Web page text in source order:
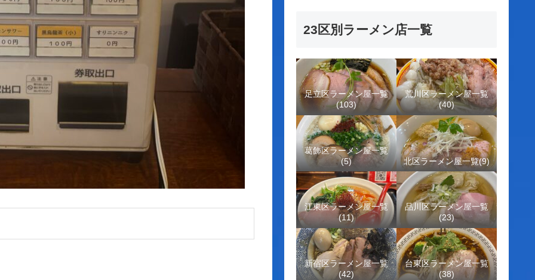
23区別ラーメン店一覧
足立区ラーメン屋一覧
(103)
荒川区ラーメン屋一覧
(40)
葛飾区ラーメン屋一覧
(5)
北区ラーメン屋一覧(9)
江東区ラーメン屋一覧
(11)
品川区ラーメン屋一覧
(23)
新宿区ラーメン屋一覧
(42)
台東区ラーメン屋一覧
(38)